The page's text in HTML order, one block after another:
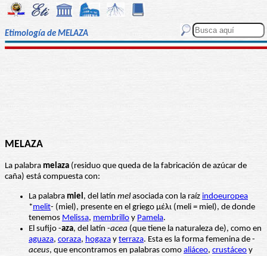
Etimología de MELAZA
MELAZA
La palabra melaza (residuo que queda de la fabricación de azúcar de
caña) está compuesta con:
La palabra miel, del latín mel asociada con la raíz indoeuropea
*melit- (miel), presente en el griego μέλι (meli = miel), de donde
tenemos Melissa, membrillo y Pamela.
El sufijo -aza, del latín -acea (que tiene la naturaleza de), como en
aguaza, coraza, hogaza y terraza. Esta es la forma femenina de -
aceus, que encontramos en palabras como aliáceo, crustáceo y